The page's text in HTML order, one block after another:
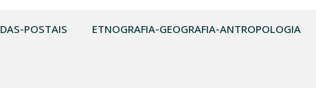
POSTAIS ETNOGRAFIA-GEOGRAFIA-ANTROPOLOGIA